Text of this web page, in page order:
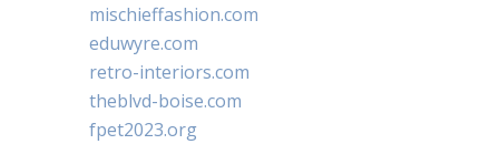
mischieffashion.com
eduwyre.com
retro-interiors.com
theblvd-boise.com
fpet2023.org